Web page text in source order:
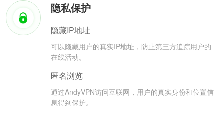
隐私保护
隐藏IP地址
可以隐藏用户的真实IP地址，防止第三方追踪用户的
在线活动。
匿名浏览
通过AndyVPN访问互联网，用户的真实身份和位置信
息得到保护。